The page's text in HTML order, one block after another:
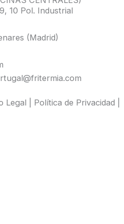
10 Pol. Industrial
(Madrid)
Legal Política de Privacidad